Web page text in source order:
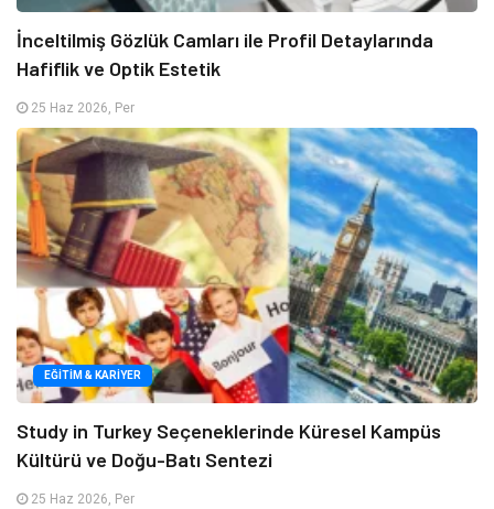
İnceltilmiş Gözlük Camları ile Profil Detaylarında
Hafiflik ve Optik Estetik
25 Haz 2026, Per
EĞITIM & KARIYER
Study in Turkey Seçeneklerinde Küresel Kampüs
Kültürü ve Doğu-Batı Sentezi
25 Haz 2026, Per